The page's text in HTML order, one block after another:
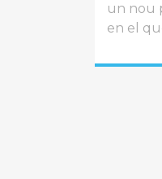
un nou
en el